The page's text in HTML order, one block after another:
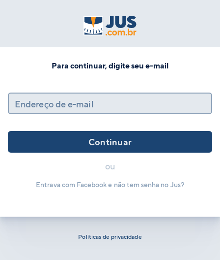
Para continuar, digite seu e-mail
Endereço de e-mail
Continuar
ou
Entrava com Facebook e não tem senha no Jus?
Políticas de privacidade